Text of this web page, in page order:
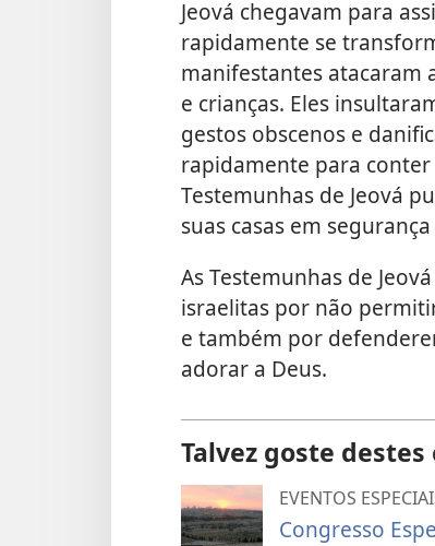
Jeová chegavam para
rapidamente se
manifestantes atacaram
e crianças. Eles
gestos obscenos e
rapidamente para conter
Testemunhas de Jeová
suas casas em
As Testemunhas de
israelitas por não
e também por
adorar a Deus.
Talvez goste
EVENTOS
Congresso